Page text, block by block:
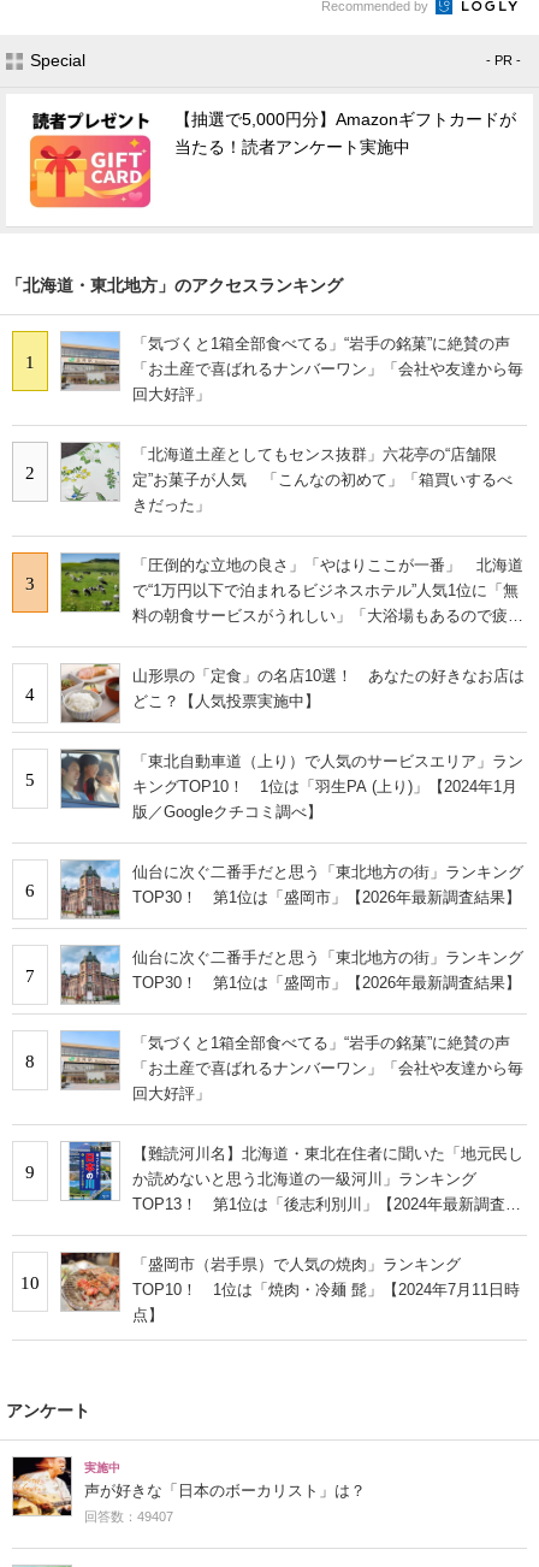
Recommended by
Special - PR -
【抽選で5,000円分】Amazonギフトカードが
当たる！読者アンケート実施中
「北海道・東北地方」のアクセスランキング
1
「気づくと1箱全部食べてる」“岩手の銘菓”に絶賛の声
「お土産で喜ばれるナンバーワン」「会社や友達から毎
回大好評」
2
「北海道土産としてもセンス抜群」六花亭の“店舗限
定”お菓子が人気 「こんなの初めて」「箱買いするべ
きだった」
3
「圧倒的な立地の良さ」「やはりここが一番」 北海道
で“1万円以下で泊まれるビジネスホテル”人気1位に「無
料の朝食サービスがうれしい」「大浴場もあるので疲れ
4
山形県の「定食」の名店10選！ あなたの好きなお店は
どこ？【人気投票実施中】
5
「東北自動車道（上り）で人気のサービスエリア」ラン
キングTOP10！ 1位は「羽生PA (上り)」【2024年1月
版／Googleクチコミ調べ】
6
仙台に次ぐ二番手だと思う「東北地方の街」ランキング
TOP30！ 第1位は「盛岡市」【2026年最新調査結果】
7
仙台に次ぐ二番手だと思う「東北地方の街」ランキング
TOP30！ 第1位は「盛岡市」【2026年最新調査結果】
8
「気づくと1箱全部食べてる」“岩手の銘菓”に絶賛の声
「お土産で喜ばれるナンバーワン」「会社や友達から毎
回大好評」
9
【難読河川名】北海道・東北在住者に聞いた「地元民し
か読めないと思う北海道の一級河川」ランキング
TOP13！ 第1位は「後志利別川」【2024年最新調査結
10
「盛岡市（岩手県）で人気の焼肉」ランキング
TOP10！ 1位は「焼肉・冷麺 髭」【2024年7月11日時
点】
アンケート
実施中
声が好きな「日本のボーカリスト」は？
回答数：49407